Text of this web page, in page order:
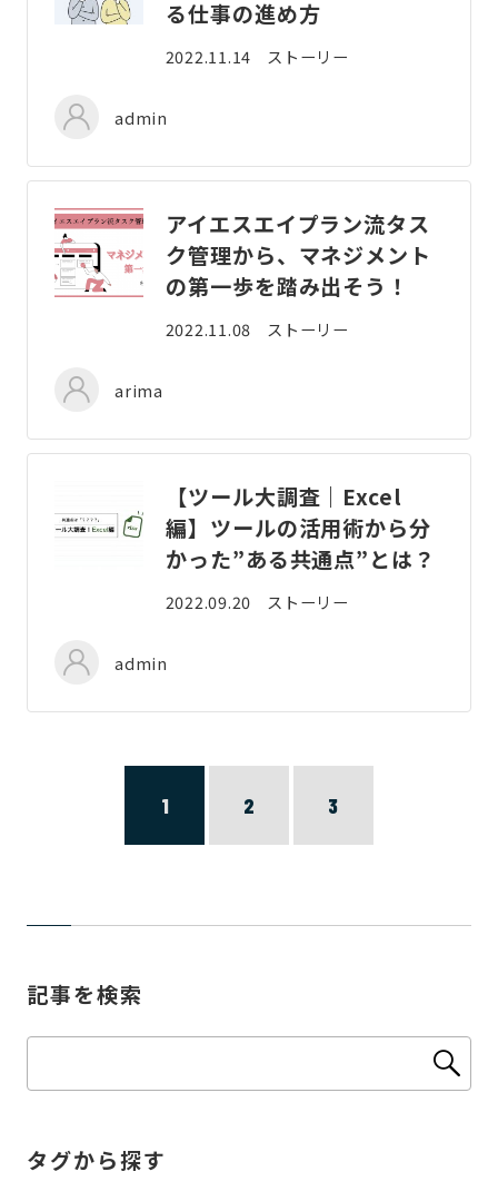
る仕事の進め方
2022.11.14 ストーリー
admin
アイエスエイプラン流タス
ク管理から、マネジメント
の第一歩を踏み出そう！
2022.11.08 ストーリー
arima
【ツール大調査｜Excel
編】ツールの活用術から分
かった”ある共通点”とは？
2022.09.20 ストーリー
admin
1 2 3
記事を検索
タグから探す